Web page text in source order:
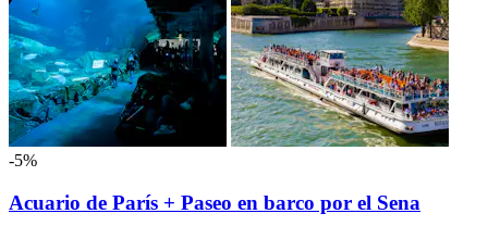
-5%
Acuario de París + Paseo en barco por el Sena